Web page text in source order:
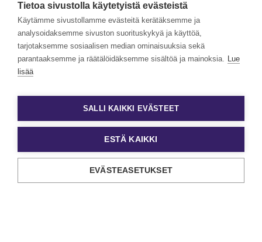
kevytyrittäjyys ja muut työelämän
asiantuntijapalvelumme tarjoavat monipuolisimmat keinot
työn ja tekijöiden kohtaamiseen.
Haluamme rakentaa monimuotoista ja yhdenvertaista
Eezyä. Toivomme hakemuksia kaikenlaisista taustoista
tulevilta päteviltä hakijoilta. Noudatamme aina tasa-
arvoista ja läpinäkyvää rekrytointiprosessia. Uskomme
Tietoa sivustolla käytetyistä evästeistä
Käytämme sivustollamme evästeitä kerätäksemme ja
analysoidaksemme sivuston suorituskykyä ja käyttöä,
tarjotaksemme sosiaalisen median ominaisuuksia sekä
parantaaksemme ja räätälöidäksemme sisältöä ja mainoksia. Lue
lisää
SALLI KAIKKI EVÄSTEET
ESTÄ KAIKKI
EVÄSTEASETUKSET